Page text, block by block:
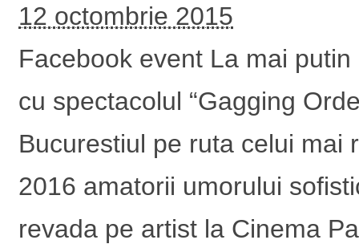
12 octombrie 2015
Facebook event La mai
cu spectacolul “Gagging
Bucurestiul pe ruta celui mai
2016 amatorii umorului
revada pe artist la Cinema